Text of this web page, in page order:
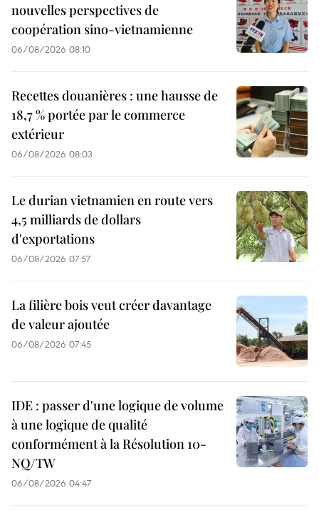
nouvelles perspectives de
coopération sino-vietnamienne
06/08/2026 08:10
Recettes douanières : une hausse de
18,7 % portée par le commerce
extérieur
06/08/2026 08:03
Le durian vietnamien en route vers
4,5 milliards de dollars
d'exportations
06/08/2026 07:57
La filière bois veut créer davantage
de valeur ajoutée
06/08/2026 07:45
IDE : passer d'une logique de volume
à une logique de qualité
conformément à la Résolution 10-
NQ/TW
06/08/2026 04:47